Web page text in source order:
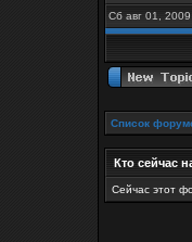
Сб авг 01,
Список
Кто сейчас
Сейчас этот